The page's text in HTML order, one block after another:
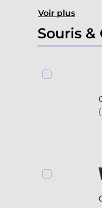
Voir plus
Souris &